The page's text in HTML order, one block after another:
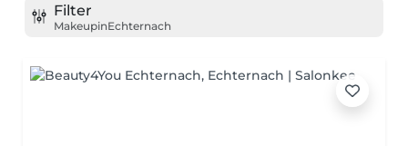
Filter
MakeupinEchternach